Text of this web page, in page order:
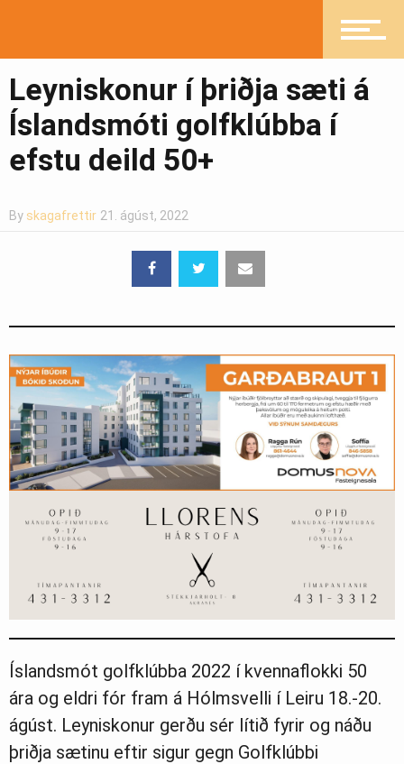
Greinasafn
Ljósmyndasafn
Leyniskonur í þriðja sæti á
Íslandsmóti golfklúbba í
efstu deild 50+
By skagafrettir 21. ágúst, 2022
Íslandsmót golfklúbba 2022 í kvennaflokki 50
ára og eldri fór fram á Hólmsvelli í Leiru 18.-20.
ágúst. Leyniskonur gerðu sér lítið fyrir og náðu
þriðja sætinu eftir sigur gegn Golfklúbbi